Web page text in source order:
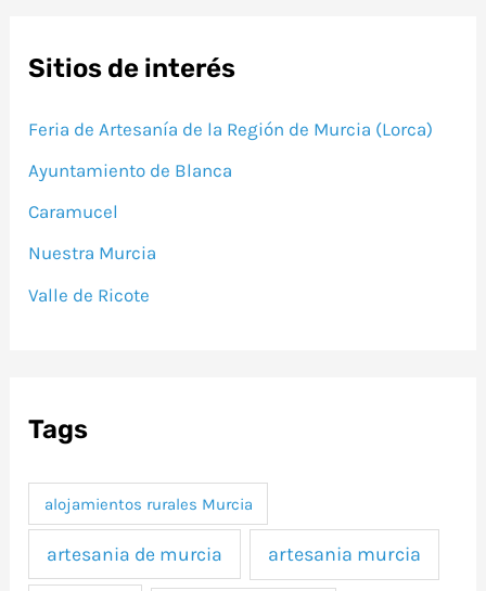
Sitios de interés
Feria de Artesanía de la Región de Murcia (Lorca)
Ayuntamiento de Blanca
Caramucel
Nuestra Murcia
Valle de Ricote
Tags
alojamientos rurales Murcia
artesania de murcia artesania murcia